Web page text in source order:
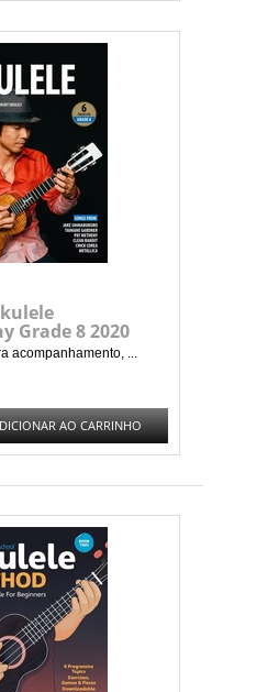
Grade 8 2020
acompanhamento, ...
AO CARRINHO